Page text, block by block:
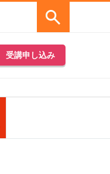
受講申し込み